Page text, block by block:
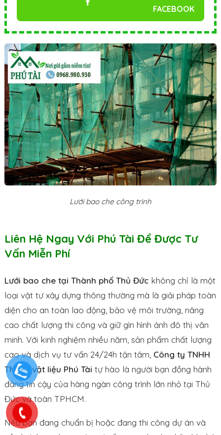
FACEBOOK
Lưới bao che công trình
Liên Hệ Ngay Với Phú Tài Để Được Tư
Vấn Miễn Phí
Lưới bao che tại Thành phố Thủ Đức không chỉ là một
loại vật tư xây dựng thông thường mà là giải pháp toàn
diện cho an toàn lao động, bảo vệ môi trường, nâng
cao chất lượng thi công và giữ gìn hình ảnh đô thị văn
minh. Với kinh nghiệm nhiều năm, sản phẩm chất lượng
cao và dịch vụ tư vấn 24/24h tận tâm, Công ty TNHH
TM DV vật liệu Phú Tài tự hào là người bạn đồng hành
đáng tin cậy của hàng ngàn công trình lớn nhỏ tại Thủ
Đức và toàn TPHCM.
Nếu bạn đang chuẩn bị hoặc đang thi công dự án và